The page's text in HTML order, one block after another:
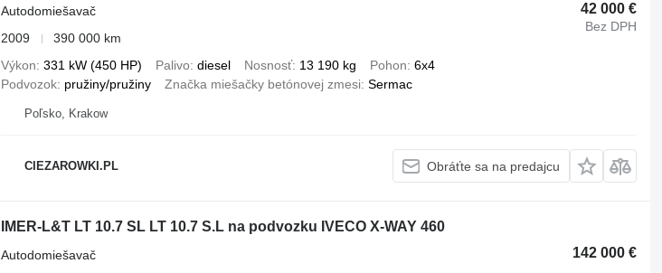
42 000 €
Bez DPH
Autodomiešavač
2009
390 000 km
Výkon 331 kW (450 HP) Palivo diesel Nosnosť 13 190 kg Pohon 6x4
Podvozok pružiny/pružiny Značka miešačky betónovej zmesi Sermac
Poľsko, Krakow
CIEZAROWKI.PL Obráťte sa na predajcu
IMER-L&T LT 10.7 SL LT 10.7 S.L na podvozku IVECO X-WAY 460
142 000 €
Autodomiešavač